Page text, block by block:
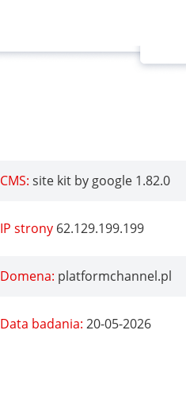
CMS: site kit by google 1.82.0
IP strony 62.129.199.199
Domena: platformchannel.pl
Data badania: 20-05-2026